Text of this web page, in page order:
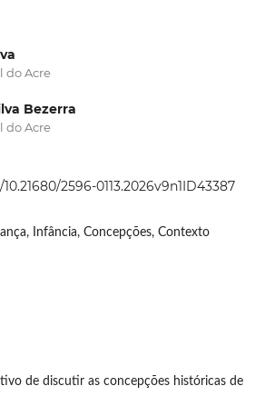
do Acre
Bezerra
do Acre
2596-0113.2026v9n1ID43387
Infância, Concepções, Contexto
de discutir as concepções históricas de